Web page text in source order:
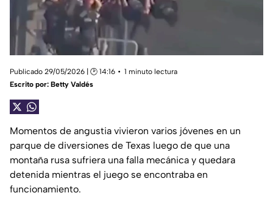
Publicado 29/05/2026 | 🕑 14:16
1 minuto lectura
Escrito por: Betty Valdés
Momentos de angustia vivieron varios jóvenes en un
parque de diversiones de Texas luego de que una
montaña rusa sufriera una falla mecánica y quedara
detenida mientras el juego se encontraba en
funcionamiento.